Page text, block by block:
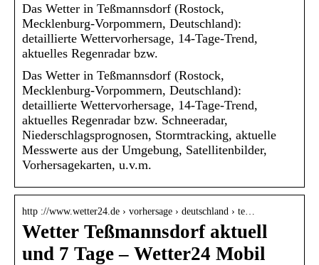
Das Wetter in Teßmannsdorf (Rostock,
Mecklenburg-Vorpommern, Deutschland):
detaillierte Wettervorhersage, 14-Tage-Trend,
aktuelles Regenradar bzw.
Das Wetter in Teßmannsdorf (Rostock,
Mecklenburg-Vorpommern, Deutschland):
detaillierte Wettervorhersage, 14-Tage-Trend,
aktuelles Regenradar bzw. Schneeradar,
Niederschlagsprognosen, Stormtracking, aktuelle
Messwerte aus der Umgebung, Satellitenbilder,
Vorhersagekarten, u.v.m.
http ://www.wetter24.de › vorhersage › deutschland › te…
Wetter Teßmannsdorf aktuell
und 7 Tage – Wetter24 Mobil